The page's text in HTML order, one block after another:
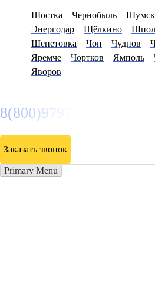
Шостка Чернобыль Шумск
Энергодар
Щёлкино
Шепетовка
Чоп Чуднов
Яремче
Чортков Ямполь
Яворов
8(800)9797043
Заказать звонок
Primary Menu